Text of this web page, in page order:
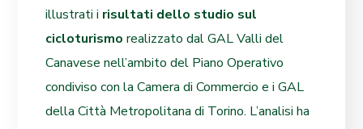
illustrati i risultati dello studio sul
cicloturismo realizzato dal GAL Valli del
Canavese nell’ambito del Piano Operativo
condiviso con la Camera di Commercio e i GAL
della Città Metropolitana di Torino. L’analisi ha